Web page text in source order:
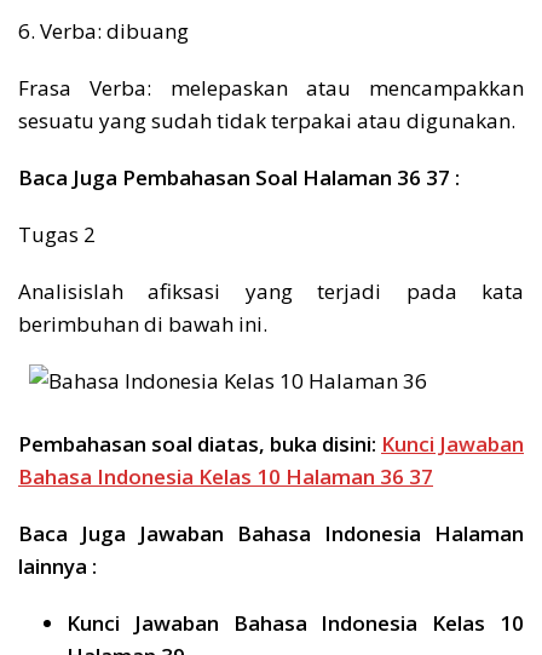
6. Verba: dibuang
Frasa Verba: melepaskan atau mencampakkan
sesuatu yang sudah tidak terpakai atau digunakan.
Baca Juga Pembahasan Soal Halaman 36 37 :
Tugas 2
Analisislah afiksasi yang terjadi pada kata
berimbuhan di bawah ini.
Pembahasan soal diatas, buka disini: Kunci Jawaban
Bahasa Indonesia Kelas 10 Halaman 36 37
Baca Juga Jawaban Bahasa Indonesia Halaman
lainnya :
Kunci Jawaban Bahasa Indonesia Kelas 10